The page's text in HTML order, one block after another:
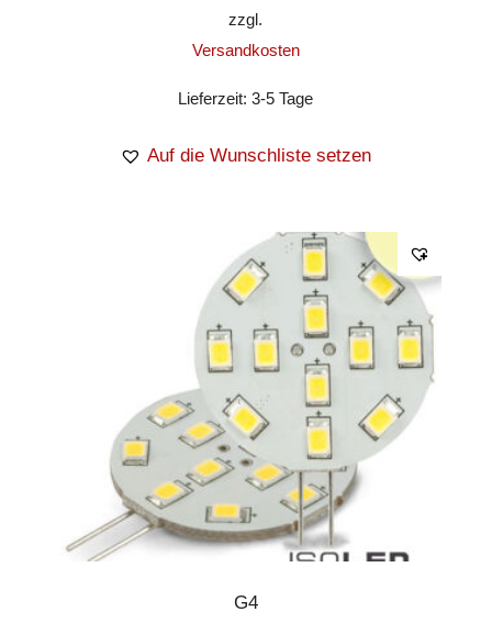
zzgl.
Versandkosten
Lieferzeit:3-5 Tage
Auf die Wunschliste setzen
G4